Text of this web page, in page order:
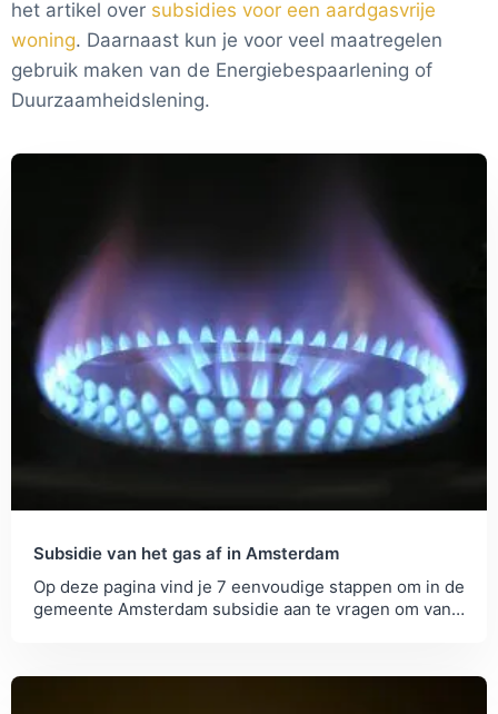
het artikel over subsidies voor een aardgasvrije
woning. Daarnaast kun je voor veel maatregelen
gebruik maken van de Energiebespaarlening of
Duurzaamheidslening.
Subsidie van het gas af in Amsterdam
Op deze pagina vind je 7 eenvoudige stappen om in de
gemeente Amsterdam subsidie aan te vragen om van